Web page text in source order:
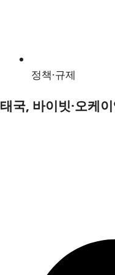
정책·규제
태국, 바이빗·오케